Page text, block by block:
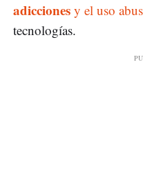
adicciones y el uso
tecnologías.